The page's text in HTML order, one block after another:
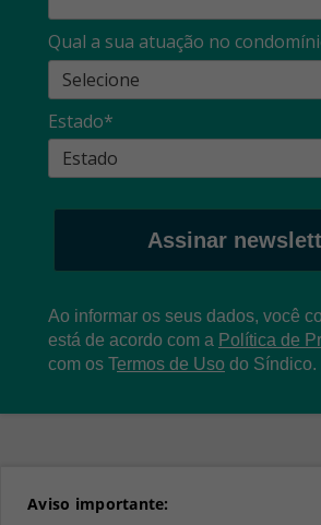
Qual a sua atuação no
Estado*
Assinar
Ao informar os seus dados, você
está de acordo com a Política de
com os Termos de Uso do Síndico.
Aviso importante: